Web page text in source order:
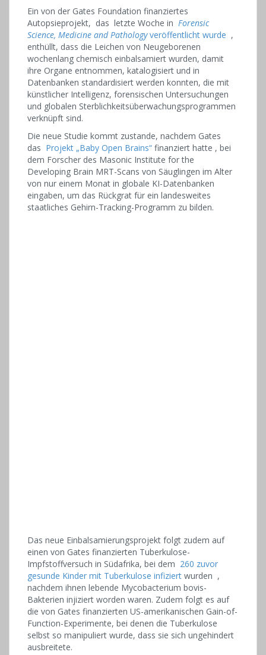
Ein von der Gates Foundation finanziertes
Autopsieprojekt, das letzte Woche in Forensic
Science, Medicine and Pathologyveröffentlicht wurde ,
enthüllt, dass die Leichen von Neugeborenen
wochenlang chemisch einbalsamiert wurden, damit
ihre Organe entnommen, katalogisiert und in
Datenbanken standardisiert werden konnten, die mit
künstlicher Intelligenz, forensischen Untersuchungen
und globalen Sterblichkeitsüberwachungsprogrammen
verknüpft sind.
Die neue Studie kommt zustande, nachdem Gates
das Projekt „Baby Open Brains“ finanziert hatte , bei
dem Forscher des Masonic Institute for the
Developing Brain MRT-Scans von Säuglingen im Alter
von nur einem Monat in globale KI-Datenbanken
eingaben, um das Rückgrat für ein landesweites
staatliches Gehirn-Tracking-Programm zu bilden.
Das neue Einbalsamierungsprojekt folgt zudem auf
einen von Gates finanzierten Tuberkulose-
Impfstoffversuch in Südafrika, bei dem 260 zuvor
gesunde Kinder mit Tuberkulose infiziert wurden ,
nachdem ihnen lebende Mycobacterium bovis-
Bakterien injiziert worden waren. Zudem folgt es auf
die von Gates finanzierten US-amerikanischen Gain-of-
Function-Experimente, bei denen die Tuberkulose
selbst so manipuliert wurde, dass sie sich ungehindert
ausbreitete.